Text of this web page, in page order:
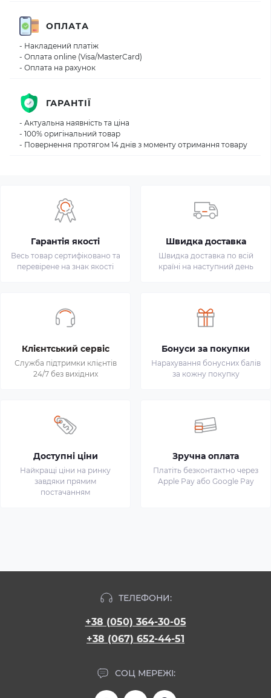
ОПЛАТА
- Накладений платіж
- Оплата online (Visa/MasterCard)
- Оплата на рахунок
ГАРАНТІЇ
- Актуальна наявність та ціна
- 100% оригінальний товар
- Повернення протягом 14 днів з моменту отримання товару
Гарантія якості
Весь товар сертифіковано та
перевірене на знак якості
Швидка доставка
Швидка доставка по всій
країні на наступний день
Клієнтський сервіс
Служба підтримки клієнтів
24/7 без вихідних
Бонуси за покупки
Нарахування бонусних балів
за кожну покупку
Доступні ціни
Найкращі ціни на ринку
завдяки прямим
постачанням
Зручна оплата
Платіть безконтактно через
Apple Pay або Google Pay
ТЕЛЕФОНИ:
+38 (050) 364-30-05
+38 (067) 652-44-51
СОЦ МЕРЕЖІ: